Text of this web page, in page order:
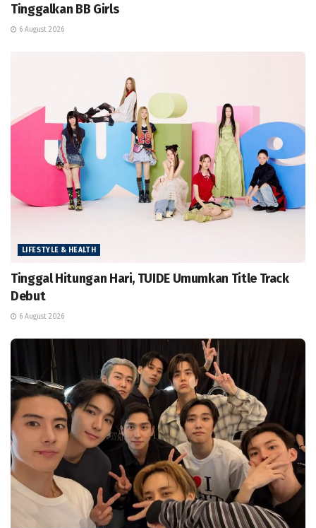
Tinggalkan BB Girls
6 August 2026
LIFESTYLE & HEALTH
Tinggal Hitungan Hari, TUIDE Umumkan Title Track
Debut
6 August 2026